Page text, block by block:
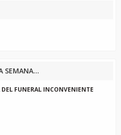
SEMANA...
FUNERAL INCONVENIENTE